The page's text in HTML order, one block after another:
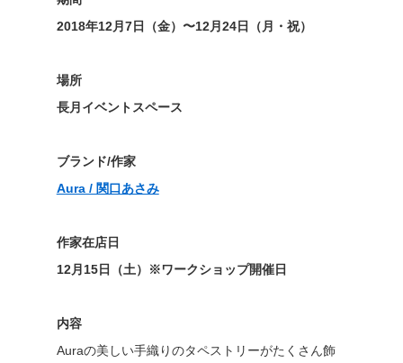
2018年12月7日（金）〜12月24日（月・祝）
場所
長月イベントスペース
ブランド/作家
Aura / 関口あさみ
作家在店日
12月15日（土）※ワークショップ開催日
内容
Auraの美しい手織りのタペストリーがたくさん飾